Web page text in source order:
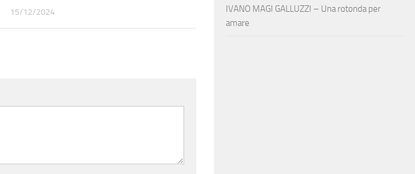
15/12/2024
IVANO MAGI GALLUZZI – Una rotonda per
amare